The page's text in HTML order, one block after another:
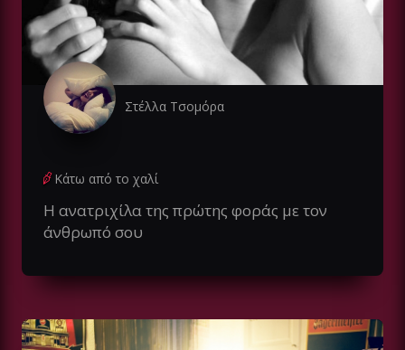
Στέλλα Τσομόρα
Κάτω από το χαλί
Η ανατριχίλα της πρώτης φοράς με τον
άνθρωπό σου